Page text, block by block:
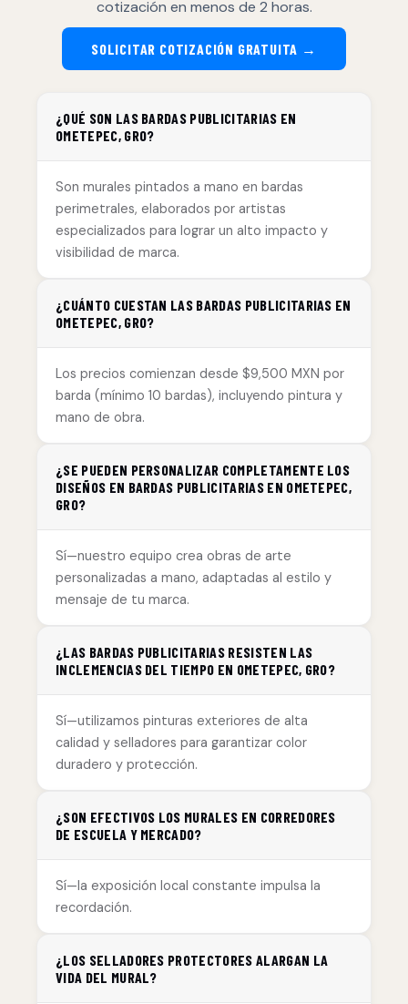
cotización en menos de 2 horas.
SOLICITAR COTIZACIÓN GRATUITA →
¿QUÉ SON LAS BARDAS PUBLICITARIAS EN
OMETEPEC, GRO?
Son murales pintados a mano en bardas
perimetrales, elaborados por artistas
especializados para lograr un alto impacto y
visibilidad de marca.
¿CUÁNTO CUESTAN LAS BARDAS PUBLICITARIAS EN
OMETEPEC, GRO?
Los precios comienzan desde $9,500 MXN por
barda (mínimo 10 bardas), incluyendo pintura y
mano de obra.
¿SE PUEDEN PERSONALIZAR COMPLETAMENTE LOS
DISEÑOS EN BARDAS PUBLICITARIAS EN OMETEPEC,
GRO?
Sí—nuestro equipo crea obras de arte
personalizadas a mano, adaptadas al estilo y
mensaje de tu marca.
¿LAS BARDAS PUBLICITARIAS RESISTEN LAS
INCLEMENCIAS DEL TIEMPO EN OMETEPEC, GRO?
Sí—utilizamos pinturas exteriores de alta
calidad y selladores para garantizar color
duradero y protección.
¿SON EFECTIVOS LOS MURALES EN CORREDORES
DE ESCUELA Y MERCADO?
Sí—la exposición local constante impulsa la
recordación.
¿LOS SELLADORES PROTECTORES ALARGAN LA
VIDA DEL MURAL?